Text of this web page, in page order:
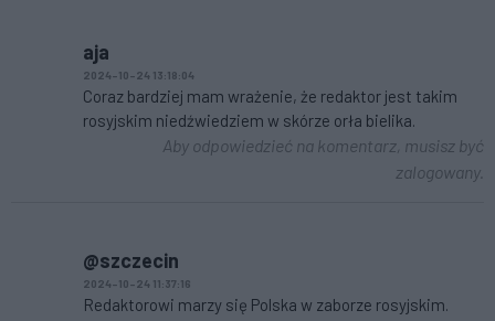
aja
2024-10-24 13:18:04
Coraz bardziej mam wrażenie, że redaktor jest takim
rosyjskim niedźwiedziem w skórze orła bielika.
Aby odpowiedzieć na komentarz, musisz być
zalogowany.
@szczecin
2024-10-24 11:37:16
Redaktorowi marzy się Polska w zaborze rosyjskim.